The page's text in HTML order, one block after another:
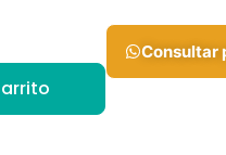
Consultar